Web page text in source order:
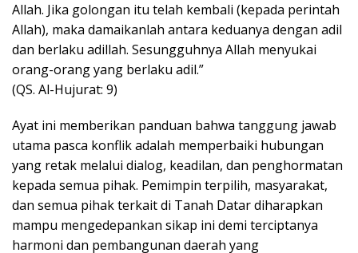
Allah. Jika golongan itu telah kembali (kepada perintah
Allah), maka damaikanlah antara keduanya dengan adil
dan berlaku adillah. Sesungguhnya Allah menyukai
orang-orang yang berlaku adil.”
(QS. Al-Hujurat: 9)
Ayat ini memberikan panduan bahwa tanggung jawab
utama pasca konflik adalah memperbaiki hubungan
yang retak melalui dialog, keadilan, dan penghormatan
kepada semua pihak. Pemimpin terpilih, masyarakat,
dan semua pihak terkait di Tanah Datar diharapkan
mampu mengedepankan sikap ini demi terciptanya
harmoni dan pembangunan daerah yang